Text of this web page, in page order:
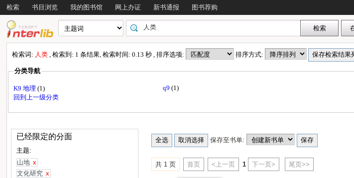
检索 书目浏览 我的图书馆 网上办证 新书通报 图书荐购
检索词: 人类, 检索到: 1 条结果, 检索时间: 0.13 秒 , 排序选项: 排序方式:
分类导航
K9 地理(1) q9(1)
回到上一级分类
已经限定的分面
主题:
山地 x
文化研究 x
保存至书单:
共 1 页 首页 <上一页 1 下一页> 尾页>>